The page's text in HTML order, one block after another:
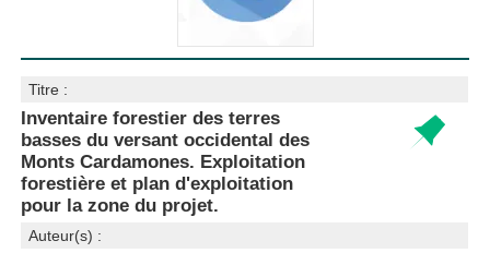
Titre :
Inventaire forestier des terres
basses du versant occidental des
Monts Cardamones. Exploitation
forestière et plan d'exploitation
pour la zone du projet.
Auteur(s) :